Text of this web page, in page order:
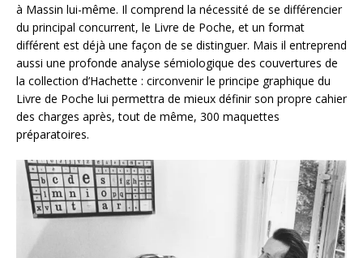
à Massin lui-même. Il comprend la nécessité de se différencier
du principal concurrent, le Livre de Poche, et un format
différent est déjà une façon de se distinguer. Mais il entreprend
aussi une profonde analyse sémiologique des couvertures de
la collection d’Hachette : circonvenir le principe graphique du
Livre de Poche lui permettra de mieux définir son propre cahier
des charges après, tout de même, 300 maquettes
préparatoires.